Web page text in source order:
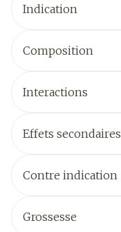
Indication
Composition
Interactions
Effets secondaires
Contre indication
Grossesse